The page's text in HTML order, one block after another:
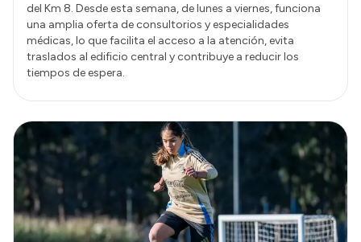
del Km 8. Desde esta semana, de lunes a viernes, funciona
una amplia oferta de consultorios y especialidades
médicas, lo que facilita el acceso a la atención, evita
traslados al edificio central y contribuye a reducir los
tiempos de espera.